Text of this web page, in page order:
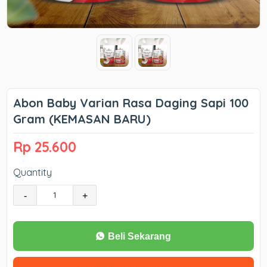
Abon Baby Varian Rasa Daging Sapi 100
Gram (KEMASAN BARU)
Rp 25.600
Quantity
- +
Beli Sekarang